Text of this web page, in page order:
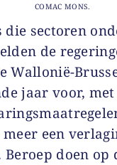
COMAC MONS.
die sectoren
de
Wallonië-
jaar voor,
een
Beroep doen op